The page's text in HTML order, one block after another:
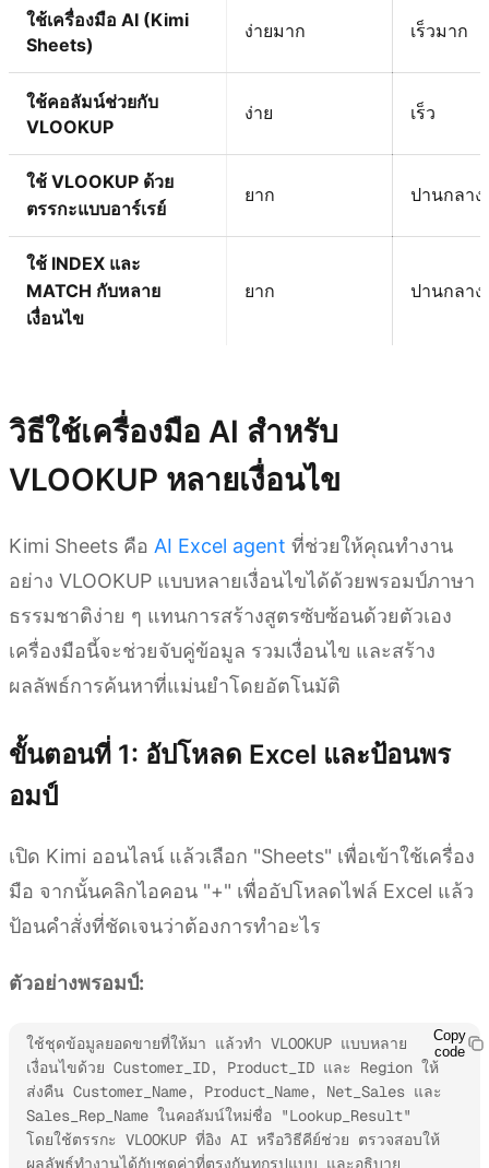
ใช้เครื่องมือ AI (Kimi
Sheets)
ง่ายมาก เร็วมาก
ใช้คอลัมน์ช่วยกับ
VLOOKUP
ง่าย เร็ว
ใช้ VLOOKUP ด้วย
ตรรกะแบบอาร์เรย์
ยาก ปานกลาง
ใช้ INDEX และ
MATCH กับหลาย
เงื่อนไข
ยาก ปานกลาง
วิธีใช้เครื่องมือ AI สำหรับ
VLOOKUP หลายเงื่อนไข
Kimi Sheets คือ AI Excel agent ที่ช่วยให้คุณทำงาน
อย่าง VLOOKUP แบบหลายเงื่อนไขได้ด้วยพรอมป์ภาษา
ธรรมชาติง่าย ๆ แทนการสร้างสูตรซับซ้อนด้วยตัวเอง
เครื่องมือนี้จะช่วยจับคู่ข้อมูล รวมเงื่อนไข และสร้าง
ผลลัพธ์การค้นหาที่แม่นยำโดยอัตโนมัติ
ขั้นตอนที่ 1: อัปโหลด Excel และป้อนพร
อมป์
เปิด Kimi ออนไลน์ แล้วเลือก "Sheets" เพื่อเข้าใช้เครื่อง
มือ จากนั้นคลิกไอคอน "+" เพื่ออัปโหลดไฟล์ Excel แล้ว
ป้อนคำสั่งที่ชัดเจนว่าต้องการทำอะไร
ตัวอย่างพรอมป์:
ใช้ชุดข้อมูลยอดขายที่ให้มา แล้วทำ VLOOKUP แบบหลาย
เงื่อนไขด้วย Customer_ID, Product_ID และ Region ให้
ส่งคืน Customer_Name, Product_Name, Net_Sales และ
Sales_Rep_Name ในคอลัมน์ใหม่ชื่อ "Lookup_Result"
โดยใช้ตรรกะ VLOOKUP ที่อิง AI หรือวิธีคีย์ช่วย ตรวจสอบให้
Copy
code